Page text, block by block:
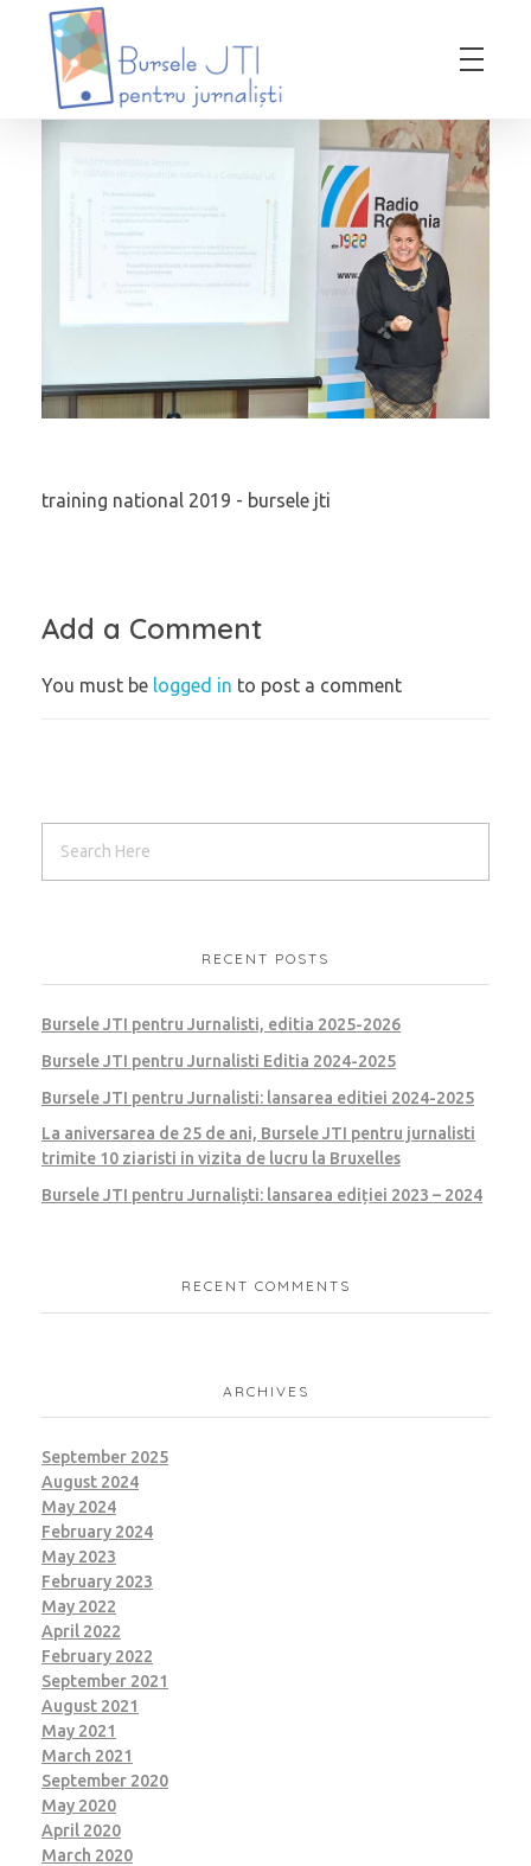
training national 2019 - bursele jti
Add a Comment
You must be logged in to post a comment
RECENT POSTS
Bursele JTI pentru Jurnalisti, editia 2025-2026
Bursele JTI pentru Jurnalisti Editia 2024-2025
Bursele JTI pentru Jurnalisti: lansarea editiei 2024-2025
La aniversarea de 25 de ani, Bursele JTI pentru jurnalisti
trimite 10 ziaristi in vizita de lucru la Bruxelles
Bursele JTI pentru Jurnaliști: lansarea ediției 2023 – 2024
RECENT COMMENTS
ARCHIVES
September 2025
August 2024
May 2024
February 2024
May 2023
February 2023
May 2022
April 2022
February 2022
September 2021
August 2021
May 2021
March 2021
September 2020
May 2020
April 2020
March 2020